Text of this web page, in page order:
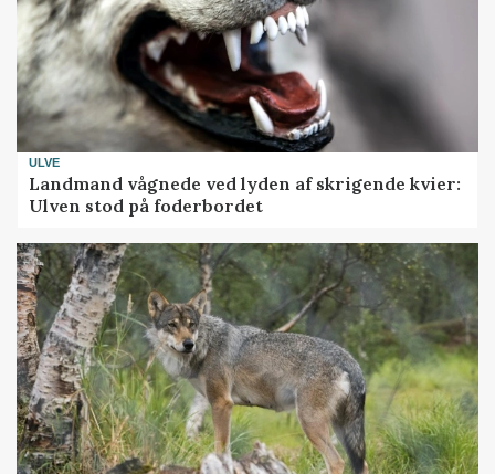
ULVE
Landmand vågnede ved lyden af skrigende kvier:
Ulven stod på foderbordet